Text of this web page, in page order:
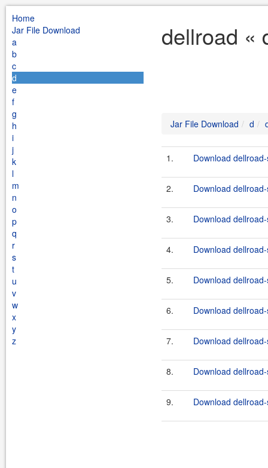
Home
Jar File Download
a
b
c
d
e
f
g
h
i
j
k
l
m
n
o
p
q
r
s
t
u
v
w
x
y
z
dellroad «
Jar File Download d
1. Download
2. Download
3. Download
4. Download
5. Download
6. Download
7. Download
8. Download
9. Download